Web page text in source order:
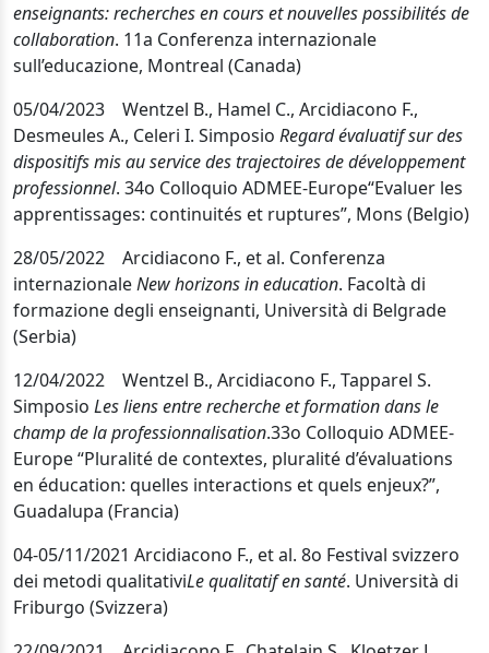
enseignants: recherches en cours et nouvelles possibilités de
collaboration. 11a Conferenza internazionale
sull’educazione, Montreal (Canada)
05/04/2023 Wentzel B., Hamel C., Arcidiacono F.,
Desmeules A., Celeri I. Simposio Regard évaluatif sur des
dispositifs mis au service des trajectoires de développement
professionnel. 34o Colloquio ADMEE-Europe“Evaluer les
apprentissages: continuités et ruptures”, Mons (Belgio)
28/05/2022 Arcidiacono F., et al. Conferenza
internazionaleNew horizons in education. Facoltà di
formazione degli enseignanti, Università di Belgrade
(Serbia)
12/04/2022 Wentzel B., Arcidiacono F., Tapparel S.
Simposio Les liens entre recherche et formation dans le
champ de la professionnalisation.33o Colloquio ADMEE-
Europe “Pluralité de contextes, pluralité d’évaluations
en éducation: quelles interactions et quels enjeux?”,
Guadalupa (Francia)
04-05/11/2021 Arcidiacono F., et al. 8o Festival svizzero
dei metodi qualitativiLe qualitatif en santé. Università di
Friburgo (Svizzera)